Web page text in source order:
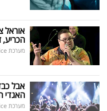
אוראל
הכריע,
מערכת ice
אבל
האגדי
מערכת ice